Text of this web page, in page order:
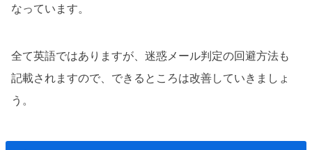
なっています。
全て英語ではありますが、迷惑メール判定の回避方法も
記載されますので、できるところは改善していきましょ
う。